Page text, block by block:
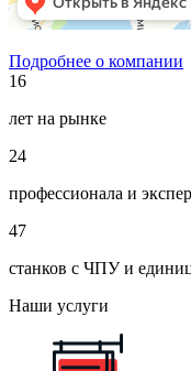
Подробнее о компании
16
лет на рынке
24
профессионала и
47
станков с ЧПУ и
Наши услуги